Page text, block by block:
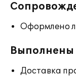
Оформлено
Выполнены
Доставка